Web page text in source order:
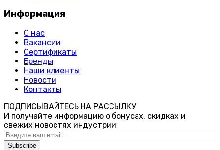
Информация
О нас
Вакансии
Сертификаты
Бренды
Наши клиенты
Новости
Контакты
ПОДПИСЫВАЙТЕСЬ НА РАССЫЛКУ
И получайте информацию о бонусах, скидках и
свежих новостях индустрии
Subscribe